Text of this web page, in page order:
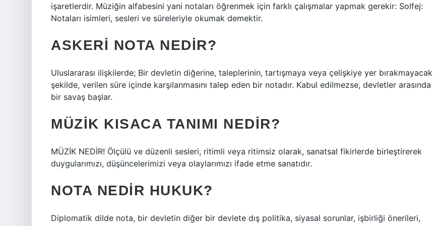
işaretlerdir. Müziğin alfabesini yani notaları öğrenmek için farklı çalışmalar yapmak gerekir: Solfej:
Notaları isimleri, sesleri ve süreleriyle okumak demektir.
ASKERI NOTA NEDIR?
Uluslararası ilişkilerde; Bir devletin diğerine, taleplerinin, tartışmaya veya çelişkiye yer bırakmayacak
şekilde, verilen süre içinde karşılanmasını talep eden bir notadır. Kabul edilmezse, devletler arasında
bir savaş başlar.
MÜZIK KISACA TANIMI NEDIR?
MÜZİK NEDİR! Ölçülü ve düzenli sesleri, ritimli veya ritimsiz olarak, sanatsal fikirlerde birleştirerek
duygularımızı, düşüncelerimizi veya olaylarımızı ifade etme sanatıdır.
NOTA NEDIR HUKUK?
Diplomatik dilde nota, bir devletin diğer bir devlete dış politika, siyasal sorunlar, işbirliği önerileri,